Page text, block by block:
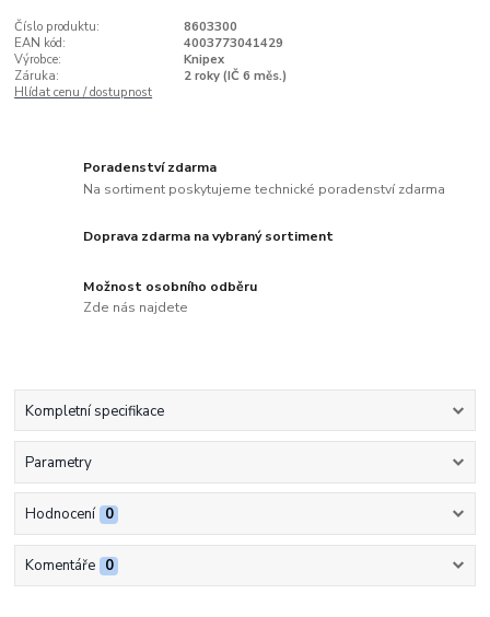
Číslo produktu:
8603300
EAN kód:
4003773041429
Výrobce:
Knipex
Záruka:
2 roky (IČ 6 měs.)
Hlídat cenu / dostupnost
Poradenství zdarma
Na sortiment poskytujeme technické poradenství zdarma
Doprava zdarma na vybraný sortiment
Možnost osobního odběru
Zde nás najdete
Kompletní specifikace
Parametry
Hodnocení 0
Komentáře 0